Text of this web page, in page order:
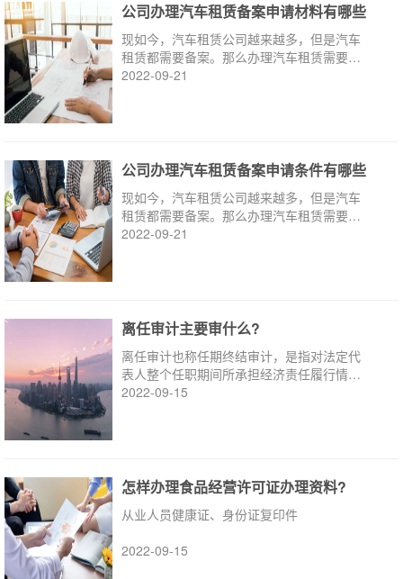
公司办理汽车租赁备案申请材料有哪些
现如今，汽车租赁公司越来越多，但是汽车
租赁都需要备案。那么办理汽车租赁需要哪
些材料?
2022-09-21
公司办理汽车租赁备案申请条件有哪些
现如今，汽车租赁公司越来越多，但是汽车
租赁都需要备案。那么办理汽车租赁需要哪
些条件?
2022-09-21
离任审计主要审什么?
离任审计也称任期终结审计，是指对法定代
表人整个任职期间所承担经济责任履行情况
所进行的审查、鉴证和总体评价活动。
2022-09-15
怎样办理食品经营许可证办理资料?
从业人员健康证、身份证复印件
2022-09-15